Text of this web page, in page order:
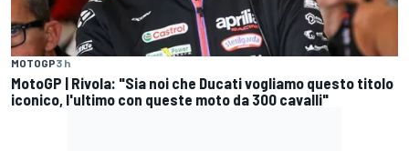
MOTOGP3 h
MotoGP | Rivola: "Sia noi che Ducati vogliamo questo titolo
iconico, l'ultimo con queste moto da 300 cavalli"